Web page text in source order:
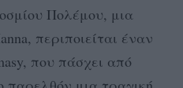
Πολέμου, μια
περιποιείται έναν
που πάσχει από